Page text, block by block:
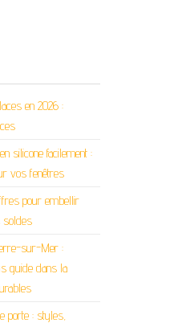
en 2026 :
silicone facilement :
vos fenêtres
pour embellir
soldes
sur-Mer :
guide dans la
porte : styles,